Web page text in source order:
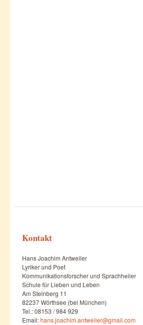
Kontakt
Hans Joachim Antweiler
Lyriker und Poet
Kommunikationsforscher und Sprachheiler
Schule für Lieben und Leben
Am Steinberg 11
82237 Wörthsee (bei München)
Tel.: 08153 / 984 929
Email:hans.joachim.antweiler@gmail.com